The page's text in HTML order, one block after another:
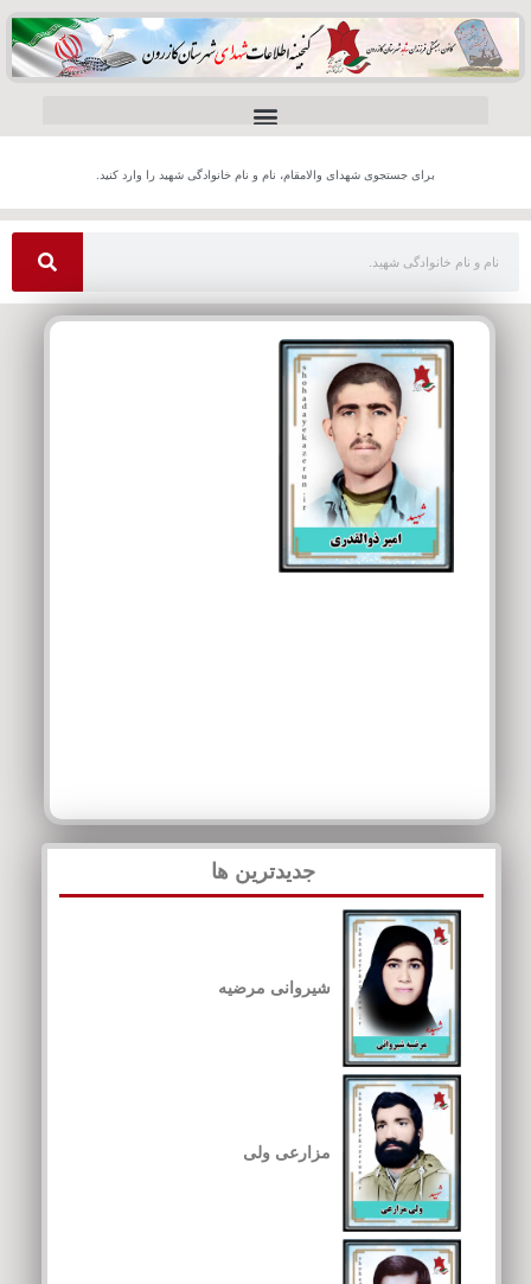
برای جستجوی شهدای والامقام، نام و نام خانوادگی شهید را وارد کنید.
جدیدترین ها
شیروانی مرضیه
مزارعی ولی